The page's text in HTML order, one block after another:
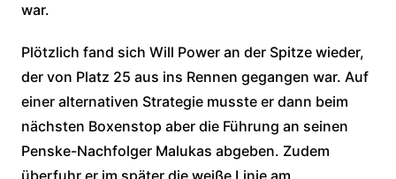
war.
Plötzlich fand sich Will Power an der Spitze wieder,
der von Platz 25 aus ins Rennen gegangen war. Auf
einer alternativen Strategie musste er dann beim
nächsten Boxenstop aber die Führung an seinen
Penske-Nachfolger Malukas abgeben. Zudem